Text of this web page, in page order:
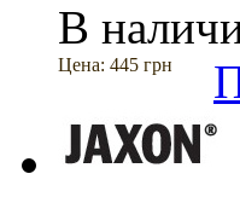
В
Цена: 445 грн